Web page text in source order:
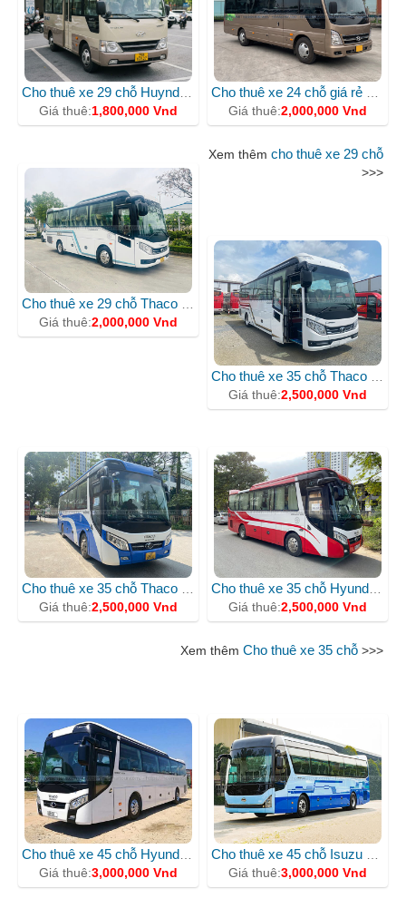
Giá thuê:1,800,000 Vnd
Giá thuê:2,000,000 Vnd
Cho thuê xe 29 chỗ Thaco Evergreen 81S
Giá thuê:2,000,000 Vnd
Xem thêm cho thuê xe 29 chỗ
>>>
Cho thuê xe 35 chỗ Thaco Meadow màu trắng
Giá thuê:2,500,000 Vnd
Giá thuê:2,500,000 Vnd
Giá thuê:2,500,000 Vnd
Xem thêm Cho thuê xe 35 chỗ >>>
Cho thuê xe 45 chỗ Hyundai Thaco
Giá thuê:3,000,000 Vnd
Cho thuê xe 45 chỗ Isuzu Samco
Giá thuê:3,000,000 Vnd